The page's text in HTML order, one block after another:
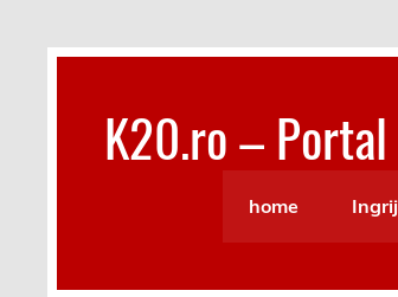
content
K20.ro –
home